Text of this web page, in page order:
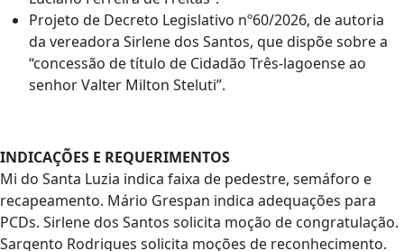
Projeto de Decreto Legislativo nº60/2026, de autoria
da vereadora Sirlene dos Santos, que dispõe sobre a
“concessão de título de Cidadão Três-lagoense ao
senhor Valter Milton Steluti”.
INDICAÇÕES E REQUERIMENTOS
Mi do Santa Luzia indica faixa de pedestre, semáforo e
recapeamento. Mário Grespan indica adequações para
PCDs. Sirlene dos Santos solicita moção de congratulação.
Sargento Rodrigues solicita moções de reconhecimento.